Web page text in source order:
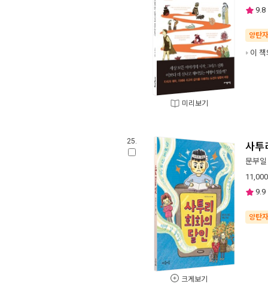
미리보기
9.8
양탄
이
25.
크게보기
사투
문부일
11,000
9.9
양탄